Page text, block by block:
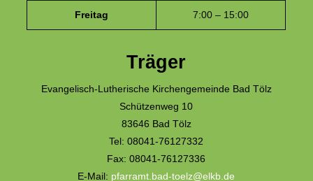
Freitag 7:00 – 15:00
Träger
Evangelisch-Lutherische Kirchengemeinde Bad Tölz
Schützenweg 10
83646 Bad Tölz
Tel: 08041-76127332
Fax: 08041-76127336
E-Mail: pfarramt.bad-toelz@elkb.de